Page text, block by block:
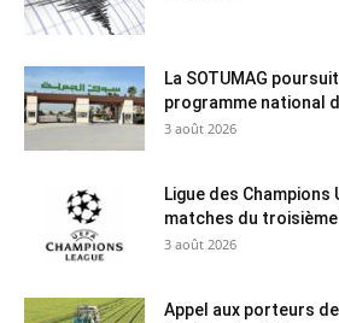
La SOTUMAG
programme national
3 août 2026
Ligue des Champions
matches du
3 août 2026
Appel aux porteurs